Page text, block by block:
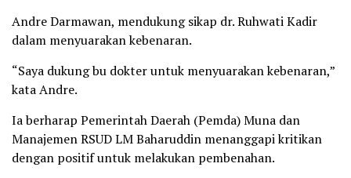
Andre Darmawan, mendukung sikap dr. Ruhwati Kadir
dalam menyuarakan kebenaran.
“Saya dukung bu dokter untuk menyuarakan kebenaran,”
kata Andre.
Ia berharap Pemerintah Daerah (Pemda) Muna dan
Manajemen RSUD LM Baharuddin menanggapi kritikan
dengan positif untuk melakukan pembenahan.